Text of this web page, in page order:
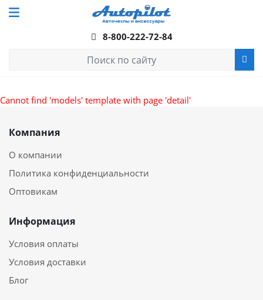
8-800-222-72-84
Cannot find 'models' template with page 'detail'
Компания
О компании
Политика конфиденциальности
Оптовикам
Информация
Условия оплаты
Условия доставки
Блог